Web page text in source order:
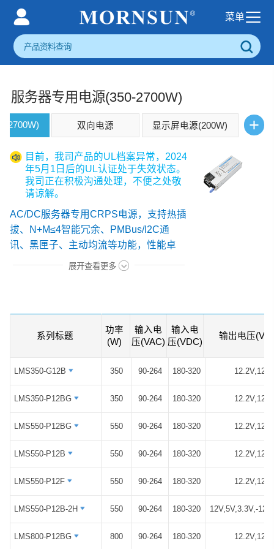
服务器专用电源(350-2700W)
2700W) 双向电源 显示屏电源(200W) +
目前，我司产品的UL档案异常，2024
年5月1日后的UL认证处于失效状态。
我司正在积极沟通处理，不便之处敬
请谅解。
AC/DC服务器专用CRPS电源，支持热插
拔、N+M≤4智能冗余、PMBus/I2C通
讯、黑匣子、主动均流等功能，性能卓
越，功能丰富，具备宽电压输入、宽工作
展开查看更多
系列标题
功率
(W)
输入电
压(VAC)
输入电
压(VDC)
输出电压
LMS350-G12B 350 90-264 180-320 12.2V,12V
LMS350-P12BG 350 90-264 180-320 12.2V,12V
LMS550-P12BG 550 90-264 180-320 12.2V,12V
LMS550-P12B 550 90-264 180-320 12.2V,12V
LMS550-P12F 550 90-264 180-320 12.2V,12V
LMS550-P12B-2H 550 90-264 180-320 12V,5V,3.3V,-
LMS800-P12BG 800 90-264 180-320 12.2V,12V
系列标题
LMS350-G12B
LMS350-P12BG
LMS550-P12BG
LMS550-P12B
LMS550-P12F
LMS550-P12B-2H
LMS800-P12BG